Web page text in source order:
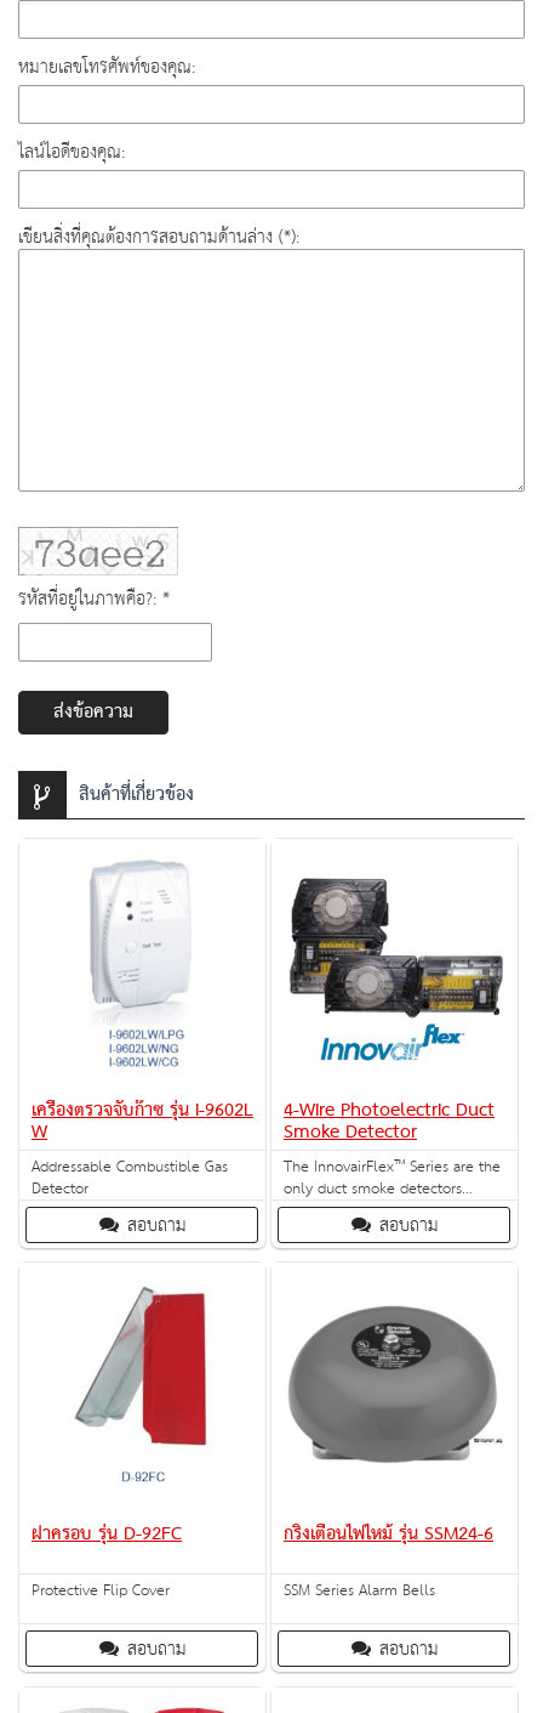
หมายเลขโทรศัพท์ของคุณ:
ไลน์ไอดีของคุณ:
เขียนสิ่งที่คุณต้องการสอบถามด้านล่าง (*):
รหัสที่อยู่ในภาพคือ?: *
ส่งข้อความ
สินค้าที่เกี่ยวข้อง
เครื่องตรวจจับก๊าซ รุ่น I-9602L
W
Addressable Combustible Gas
Detector
สอบถาม
4-Wire Photoelectric Duct
Smoke Detector
The InnovairFlex™ Series are the
only duct smoke detectors
flexible enough to fit
configurations from square to
rectangular and everything in
สอบถาม
ฝาครอบ รุ่น D-92FC
Protective Flip Cover
สอบถาม
กริ่งเตือนไฟไหม้ รุ่น SSM24-6
SSM Series Alarm Bells
สอบถาม